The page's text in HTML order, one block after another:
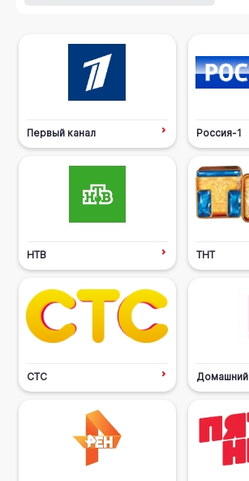
Первый канал Россия-1
НТВ ТНТ
СТС Домашний